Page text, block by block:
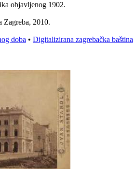
objavljenog 1902.
Zagreba, 2010.
doba • Digitalizirana zagrebačka baština